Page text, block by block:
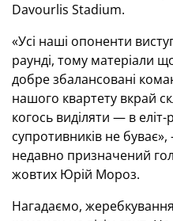
Davourlis Stadium.
«Усі наші опоненти
раунді, тому матеріали
добре збалансовані
нашого квартету вкрай
когось виділяти — в еліт-
супротивників не
недавно призначений
жовтих Юрій Мороз.
Нагадаємо,